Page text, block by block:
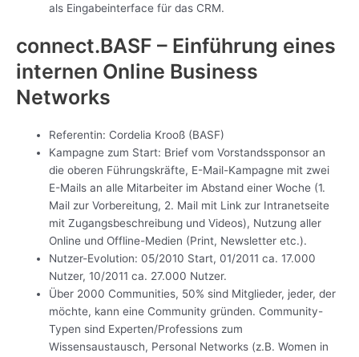
als Eingabeinterface für das CRM.
connect.BASF – Einführung eines
internen Online Business
Networks
Referentin: Cordelia Krooß (BASF)
Kampagne zum Start: Brief vom Vorstandssponsor an
die oberen Führungskräfte, E-Mail-Kampagne mit zwei
E-Mails an alle Mitarbeiter im Abstand einer Woche (1.
Mail zur Vorbereitung, 2. Mail mit Link zur Intranetseite
mit Zugangsbeschreibung und Videos), Nutzung aller
Online und Offline-Medien (Print, Newsletter etc.).
Nutzer-Evolution: 05/2010 Start, 01/2011 ca. 17.000
Nutzer, 10/2011 ca. 27.000 Nutzer.
Über 2000 Communities, 50% sind Mitglieder, jeder, der
möchte, kann eine Community gründen. Community-
Typen sind Experten/Professions zum
Wissensaustausch, Personal Networks (z.B. Women in